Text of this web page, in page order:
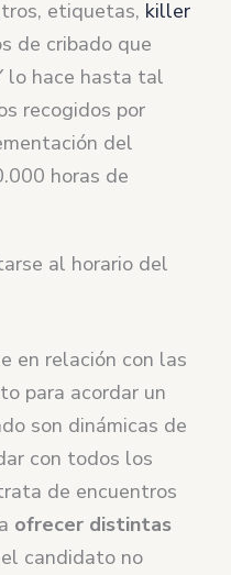
etiquetas, killer
de cribado que
lo hace hasta tal
recogidos por
del
horas de
al horario del
en relación con las
para acordar un
son dinámicas de
con todos los
de encuentros
ofrecer distintas
candidato no